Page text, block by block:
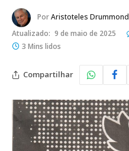
PorAristoteles Drummond
Atualizado: 9 de maio de 2025
3 Mins lidos
Compartilhar